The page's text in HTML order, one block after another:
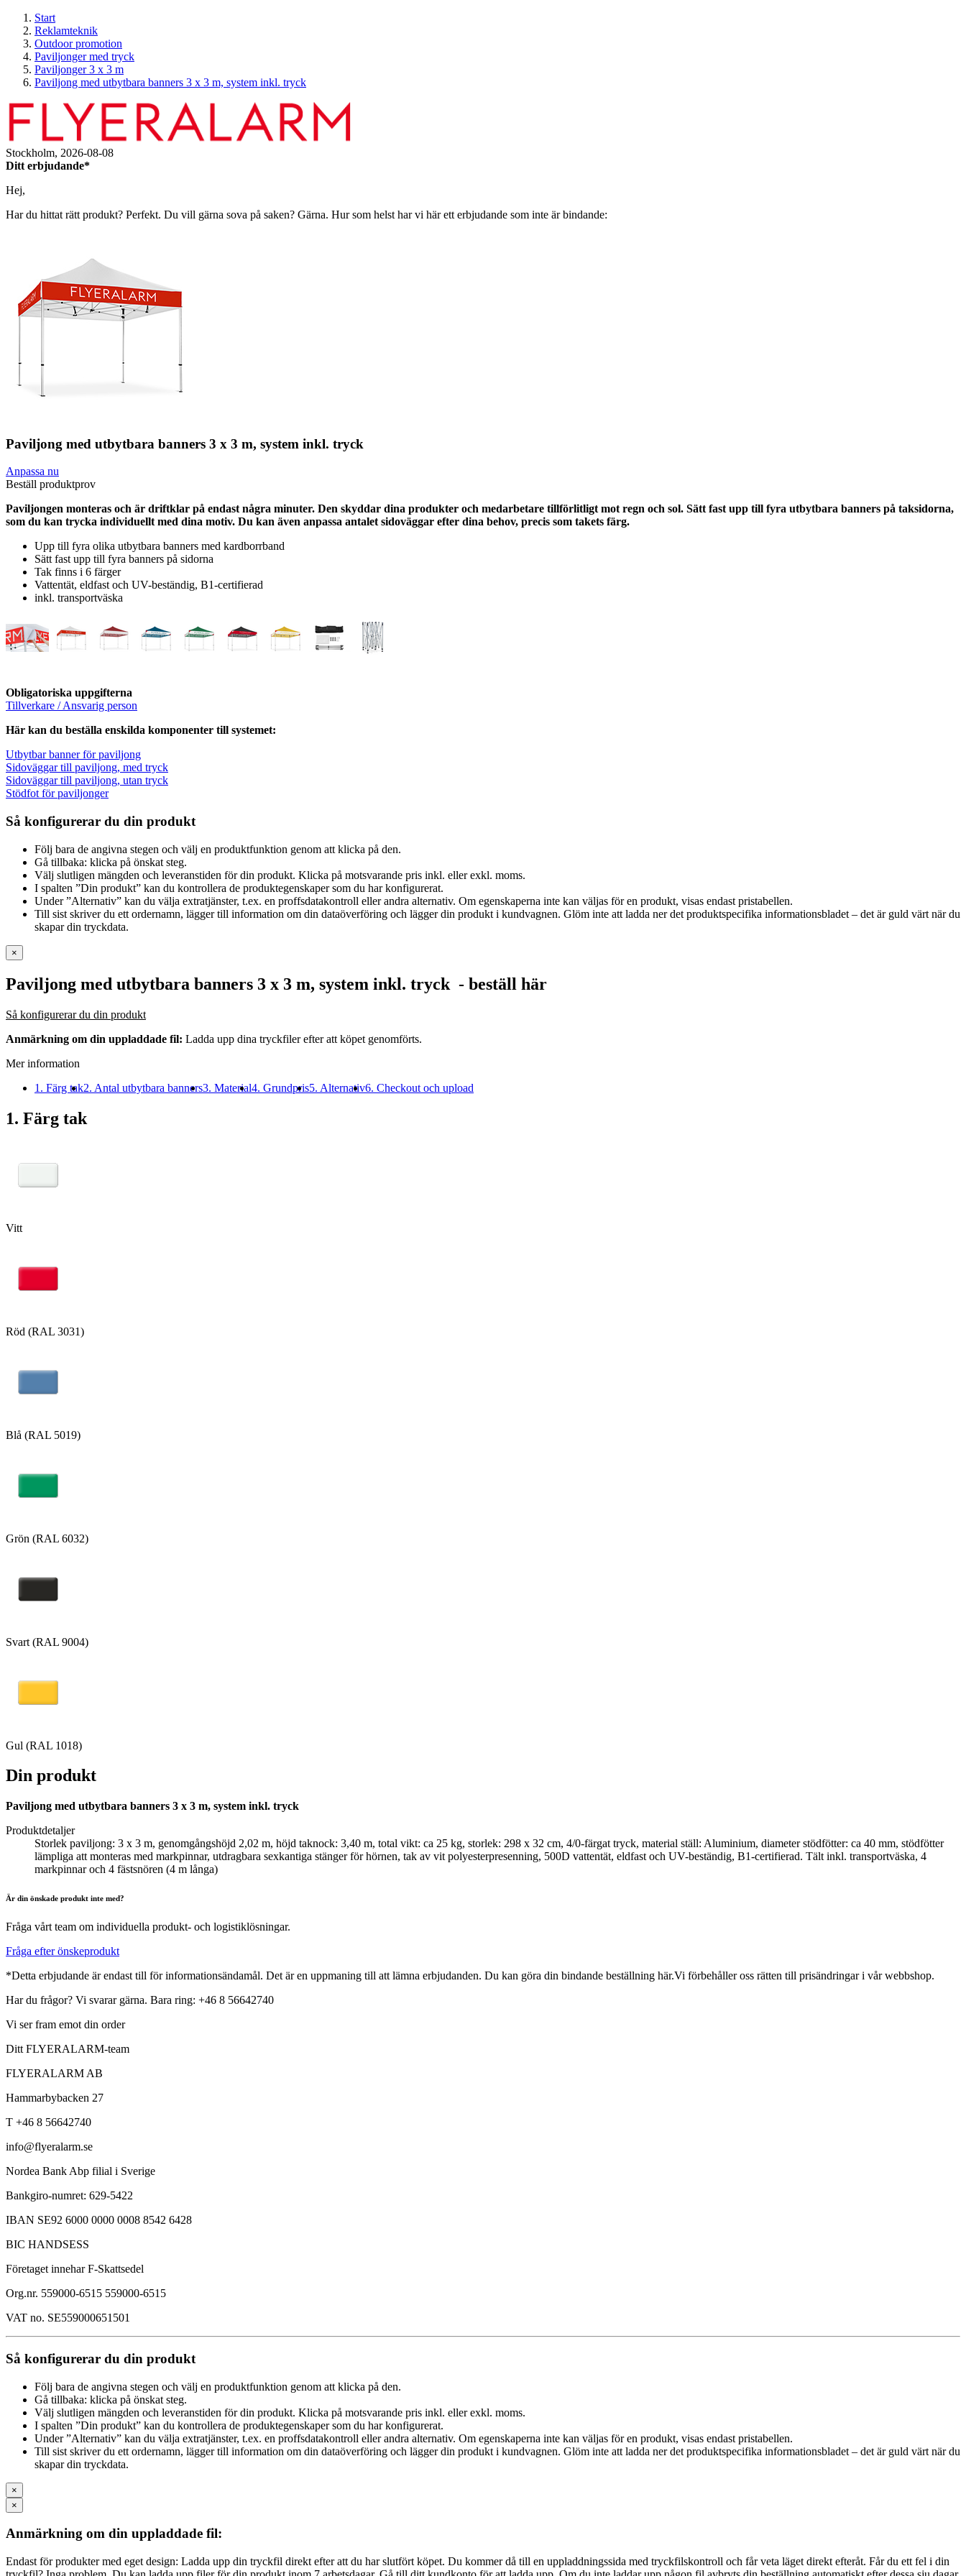
Start
Reklamteknik
Outdoor promotion
Paviljonger med tryck
Paviljonger 3 x 3 m
Paviljong med utbytbara banners 3 x 3 m, system inkl. tryck
Stockholm, 2026-08-08
Ditt erbjudande*
Hej,
Har du hittat rätt produkt? Perfekt. Du vill gärna sova på saken? Gärna. Hur som helst har vi här ett erbjudande som inte är bindande:
Paviljong med utbytbara banners 3 x 3 m, system inkl. tryck
Anpassa nu
Beställ produktprov
Paviljongen monteras och är driftklar på endast några minuter. Den skyddar dina produkter och medarbetare tillförlitligt mot regn och sol. Sätt fast upp till fyra utbytbara banners på taksidorna,
som du kan trycka individuellt med dina motiv. Du kan även anpassa antalet sidoväggar efter dina behov, precis som takets färg.
Upp till fyra olika utbytbara banners med kardborrband
Sätt fast upp till fyra banners på sidorna
Tak finns i 6 färger
Vattentät, eldfast och UV-beständig, B1-certifierad
inkl. transportväska
Obligatoriska uppgifterna
Tillverkare / Ansvarig person
Här kan du beställa enskilda komponenter till systemet:
Utbytbar banner för paviljong
Sidoväggar till paviljong, med tryck
Sidoväggar till paviljong, utan tryck
Stödfot för paviljonger
Så konfigurerar du din produkt
Följ bara de angivna stegen och välj en produktfunktion genom att klicka på den.
Gå tillbaka: klicka på önskat steg.
Välj slutligen mängden och leveranstiden för din produkt. Klicka på motsvarande pris inkl. eller exkl. moms.
I spalten ”Din produkt” kan du kontrollera de produktegenskaper som du har konfigurerat.
Under ”Alternativ” kan du välja extratjänster, t.ex. en proffsdatakontroll eller andra alternativ. Om egenskaperna inte kan väljas för en produkt, visas endast pristabellen.
Till sist skriver du ett ordernamn, lägger till information om din dataöverföring och lägger din produkt i kundvagnen. Glöm inte att ladda ner det produktspecifika informationsbladet – det är guld värt när du
skapar din tryckdata.
×
Paviljong med utbytbara banners 3 x 3 m, system inkl. tryck - beställ här
Så konfigurerar du din produkt
Anmärkning om din uppladdade fil: Ladda upp dina tryckfiler efter att köpet genomförts.
Mer information
1. Färg tak2. Antal utbytbara banners3. Material4. Grundpris5. Alternativ6. Checkout och upload
1. Färg tak
Vitt
Röd (RAL 3031)
Blå (RAL 5019)
Grön (RAL 6032)
Svart (RAL 9004)
Gul (RAL 1018)
Din produkt
Paviljong med utbytbara banners 3 x 3 m, system inkl. tryck
Produktdetaljer
Storlek paviljong: 3 x 3 m, genomgångshöjd 2,02 m, höjd taknock: 3,40 m, total vikt: ca 25 kg, storlek: 298 x 32 cm, 4/0-färgat tryck, material ställ: Aluminium, diameter stödfötter: ca 40 mm, stödfötter
lämpliga att monteras med markpinnar, utdragbara sexkantiga stänger för hörnen, tak av vit polyesterpresenning, 500D vattentät, eldfast och UV-beständig, B1-certifierad. Tält inkl. transportväska, 4
markpinnar och 4 fästsnören (4 m långa)
Är din önskade produkt inte med?
Fråga vårt team om individuella produkt- och logistiklösningar.
Fråga efter önskeprodukt
*Detta erbjudande är endast till för informationsändamål. Det är en uppmaning till att lämna erbjudanden. Du kan göra din bindande beställning här.Vi förbehåller oss rätten till prisändringar i vår webbshop.
Har du frågor? Vi svarar gärna. Bara ring: +46 8 56642740
Vi ser fram emot din order
Ditt FLYERALARM-team
FLYERALARM AB
Hammarbybacken 27
T +46 8 56642740
info@flyeralarm.se
Nordea Bank Abp filial i Sverige
Bankgiro-numret: 629-5422
IBAN SE92 6000 0000 0008 8542 6428
BIC HANDSESS
Företaget innehar F-Skattsedel
Org.nr. 559000-6515 559000-6515
VAT no. SE559000651501
Så konfigurerar du din produkt
Följ bara de angivna stegen och välj en produktfunktion genom att klicka på den.
Gå tillbaka: klicka på önskat steg.
Välj slutligen mängden och leveranstiden för din produkt. Klicka på motsvarande pris inkl. eller exkl. moms.
I spalten ”Din produkt” kan du kontrollera de produktegenskaper som du har konfigurerat.
Under ”Alternativ” kan du välja extratjänster, t.ex. en proffsdatakontroll eller andra alternativ. Om egenskaperna inte kan väljas för en produkt, visas endast pristabellen.
Till sist skriver du ett ordernamn, lägger till information om din dataöverföring och lägger din produkt i kundvagnen. Glöm inte att ladda ner det produktspecifika informationsbladet – det är guld värt när du
skapar din tryckdata.
×
×
Anmärkning om din uppladdade fil:
Endast för produkter med eget design: Ladda upp din tryckfil direkt efter att du har slutfört köpet. Du kommer då till en uppladdningssida med tryckfilskontroll och får veta läget direkt efteråt. Får du ett fel i din